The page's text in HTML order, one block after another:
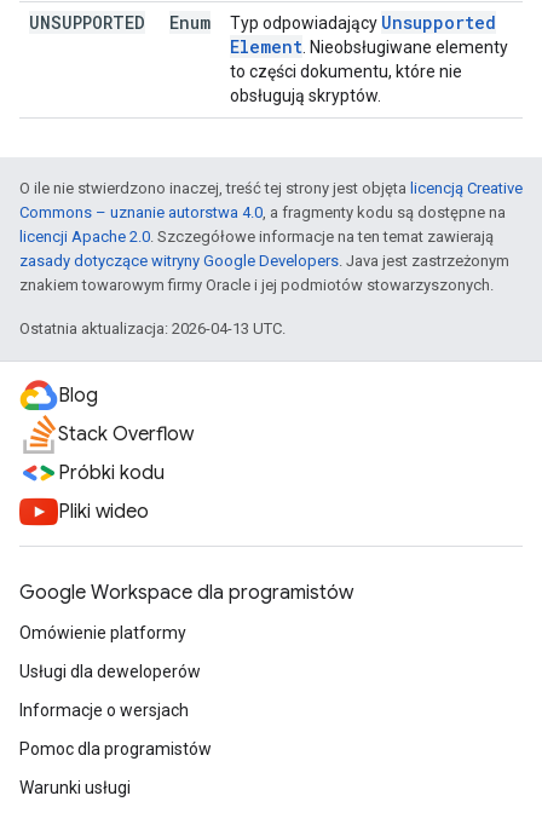
UNSUPPORTED Enum Typ odpowiadający Unsupported
Element . Nieobsługiwane elementy
to części dokumentu, które nie
obsługują skryptów.
O ile nie stwierdzono inaczej, treść tej strony jest objęta licencją Creative
Commons – uznanie autorstwa 4.0, a fragmenty kodu są dostępne na
licencji Apache 2.0. Szczegółowe informacje na ten temat zawierają
zasady dotyczące witryny Google Developers. Java jest zastrzeżonym
znakiem towarowym firmy Oracle i jej podmiotów stowarzyszonych.
Ostatnia aktualizacja: 2026-04-13 UTC.
Blog
Stack Overflow
Próbki kodu
Pliki wideo
Google Workspace dla programistów
Omówienie platformy
Usługi dla deweloperów
Informacje o wersjach
Pomoc dla programistów
Warunki usługi